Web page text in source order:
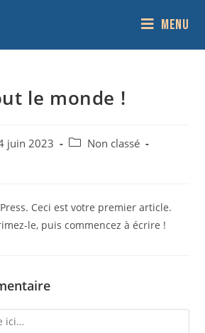
Menu
le monde !
juin 2023
Non classé
Ceci est votre premier article.
le, puis commencez à écrire !